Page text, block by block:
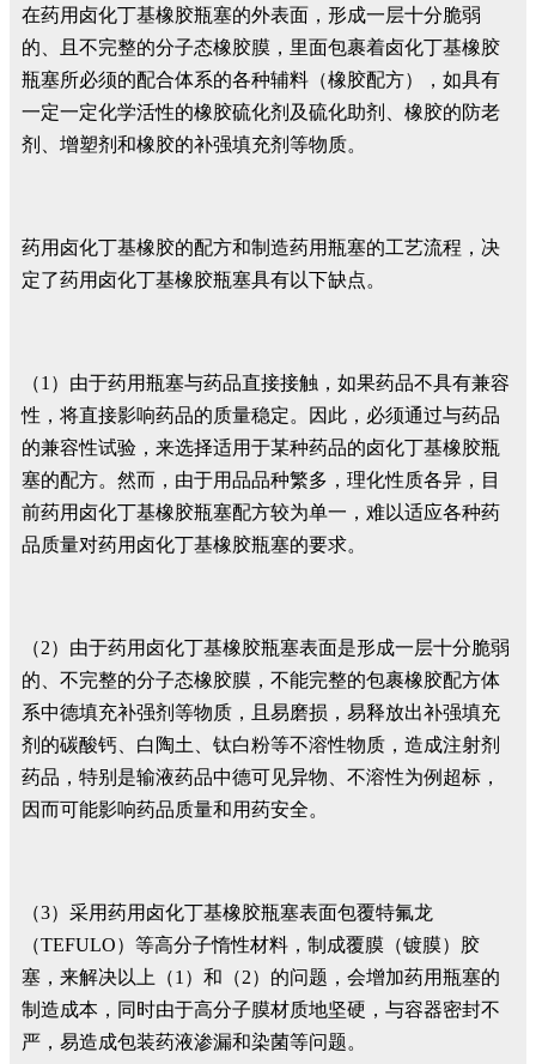
在药用卤化丁基橡胶瓶塞的外表面，形成一层十分脆弱
的、且不完整的分子态橡胶膜，里面包裹着卤化丁基橡胶
瓶塞所必须的配合体系的各种辅料（橡胶配方），如具有
一定一定化学活性的橡胶硫化剂及硫化助剂、橡胶的防老
剂、增塑剂和橡胶的补强填充剂等物质。
药用卤化丁基橡胶的配方和制造药用瓶塞的工艺流程，决
定了药用卤化丁基橡胶瓶塞具有以下缺点。
（1）由于药用瓶塞与药品直接接触，如果药品不具有兼容
性，将直接影响药品的质量稳定。因此，必须通过与药品
的兼容性试验，来选择适用于某种药品的卤化丁基橡胶瓶
塞的配方。然而，由于用品品种繁多，理化性质各异，目
前药用卤化丁基橡胶瓶塞配方较为单一，难以适应各种药
品质量对药用卤化丁基橡胶瓶塞的要求。
（2）由于药用卤化丁基橡胶瓶塞表面是形成一层十分脆弱
的、不完整的分子态橡胶膜，不能完整的包裹橡胶配方体
系中德填充补强剂等物质，且易磨损，易释放出补强填充
剂的碳酸钙、白陶土、钛白粉等不溶性物质，造成注射剂
药品，特别是输液药品中德可见异物、不溶性为例超标，
因而可能影响药品质量和用药安全。
（3）采用药用卤化丁基橡胶瓶塞表面包覆特氟龙
（TEFULO）等高分子惰性材料，制成覆膜（镀膜）胶
塞，来解决以上（1）和（2）的问题，会增加药用瓶塞的
制造成本，同时由于高分子膜材质地坚硬，与容器密封不
严，易造成包装药液渗漏和染菌等问题。